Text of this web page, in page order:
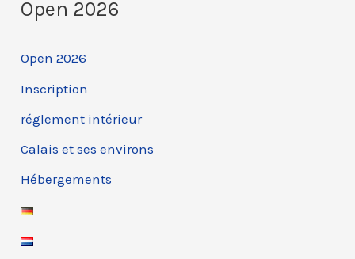
Open 2026
Open 2026
Inscription
réglement intérieur
Calais et ses environs
Hébergements